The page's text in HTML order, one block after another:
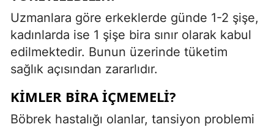
Uzmanlara göre erkeklerde günde 1-2 şişe,
kadınlarda ise 1 şişe bira sınır olarak kabul
edilmektedir. Bunun üzerinde tüketim
sağlık açısından zararlıdır.
KIMLER BIRA İÇMEMELI?
Böbrek hastalığı olanlar, tansiyon problemi